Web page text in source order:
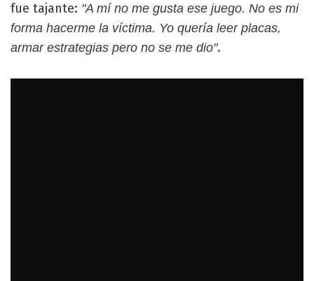
fue tajante: "A mí no me gusta ese juego. No es mi
forma hacerme la víctima. Yo quería leer placas,
armar estrategias pero no se me dio".